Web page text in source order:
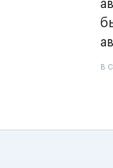
в